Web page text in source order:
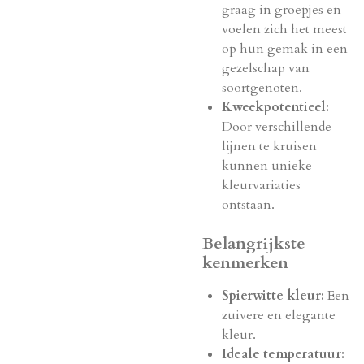
graag in groepjes en
voelen zich het meest
op hun gemak in een
gezelschap van
soortgenoten.
Kweekpotentieel:
Door verschillende
lijnen te kruisen
kunnen unieke
kleurvariaties
ontstaan.
Belangrijkste
kenmerken
Spierwitte kleur: Een
zuivere en elegante
kleur.
Ideale temperatuur: